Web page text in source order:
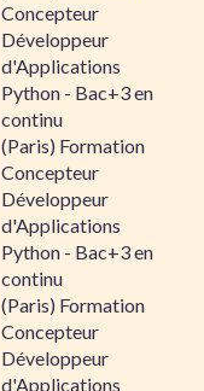
Concepteur
Développeur
d'Applications
Python - Bac+3 en
continu
(Paris) Formation
Concepteur
Développeur
d'Applications
Python - Bac+3 en
continu
(Paris) Formation
Concepteur
Développeur
d'Applications